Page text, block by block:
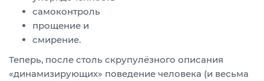
самоконтроль
прощение и
смирение.
Теперь, после столь скрупулёзного описания
«динамизирующих» поведение человека (и весьма